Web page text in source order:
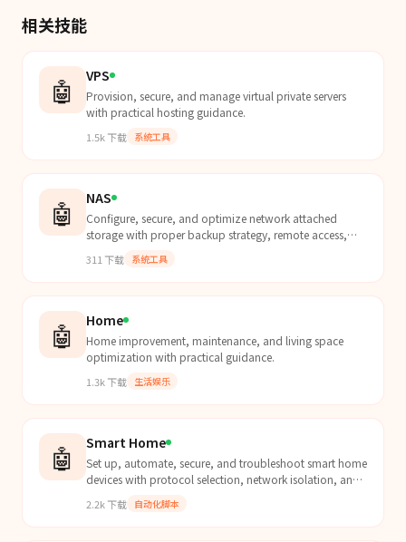
相关技能
🤖 VPS
Provision, secure, and manage virtual private servers
with practical hosting guidance.
1.5k下载 系统工具
🤖 NAS
Configure, secure, and optimize network attached
storage with proper backup strategy, remote access,
311 下载 系统工具
🤖 Home
Home improvement, maintenance, and living space
optimization with practical guidance.
1.3k下载 生活娱乐
🤖 Smart Home
Set up, automate, secure, and troubleshoot smart home
devices with protocol selection, network isolation, and
2.2k下载 自动化脚本